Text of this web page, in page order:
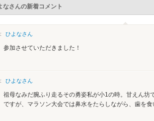
なさんの新着コメント
ひよなさん
参加させていただきました！
ひよなさん
祖母なみだ腕ふり走るその勇姿私が小1の時。甘えん坊
ですが、マラソン大会では鼻水をたらしながら、歯を